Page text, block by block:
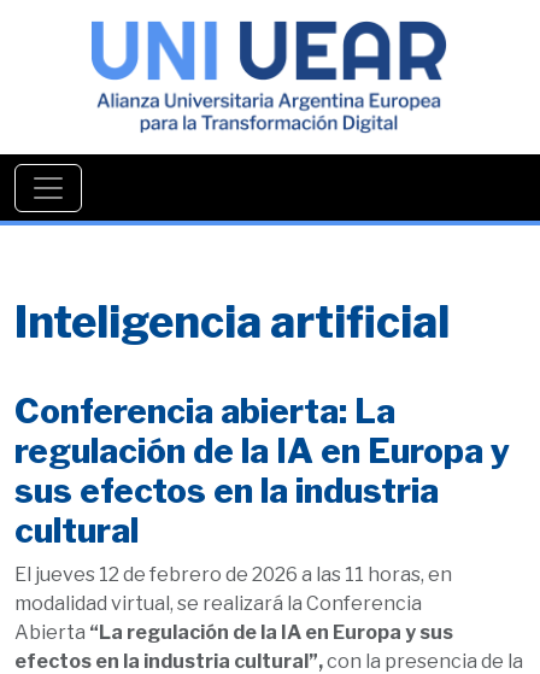
Inteligencia artificial
Conferencia abierta: La
regulación de la IA en Europa y
sus efectos en la industria
cultural
El jueves 12 de febrero de 2026 a las 11 horas, en
modalidad virtual, se realizará la Conferencia
Abierta “La regulación de la IA en Europa y sus
efectos en la industria cultural”,con la presencia de la